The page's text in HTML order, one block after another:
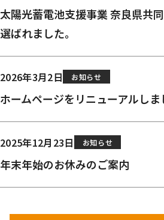
太陽光蓄電池支援事業 奈良県共
選ばれました。
2026年3月2日 お知らせ
ホームページをリニューアルしま
2025年12月23日 お知らせ
年末年始のお休みのご案内